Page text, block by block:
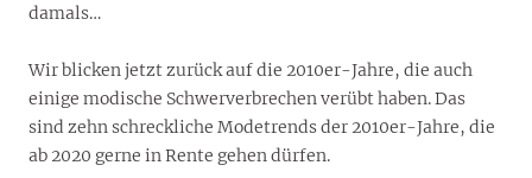
damals…
Wir blicken jetzt zurück auf die 2010er-Jahre, die auch
einige modische Schwerverbrechen verübt haben. Das
sind zehn schreckliche Modetrends der 2010er-Jahre, die
ab 2020 gerne in Rente gehen dürfen.